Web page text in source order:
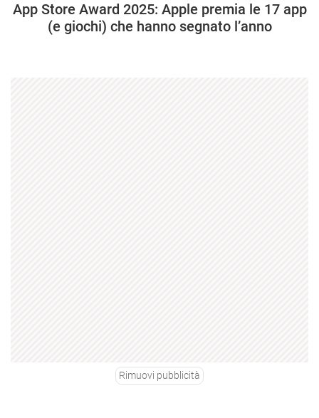
App Store Award 2025: Apple premia le 17 app
(e giochi) che hanno segnato l’anno
Rimuovi pubblicità